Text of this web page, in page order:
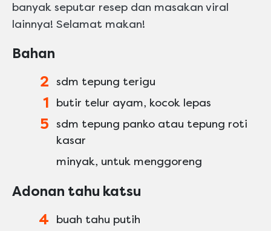
banyak seputar resep dan masakan viral
lainnya! Selamat makan!
Bahan
2 sdm tepung terigu
1 butir telur ayam, kocok lepas
5 sdm tepung panko atau tepung roti
kasar
minyak, untuk menggoreng
Adonan tahu katsu
4 buah tahu putih